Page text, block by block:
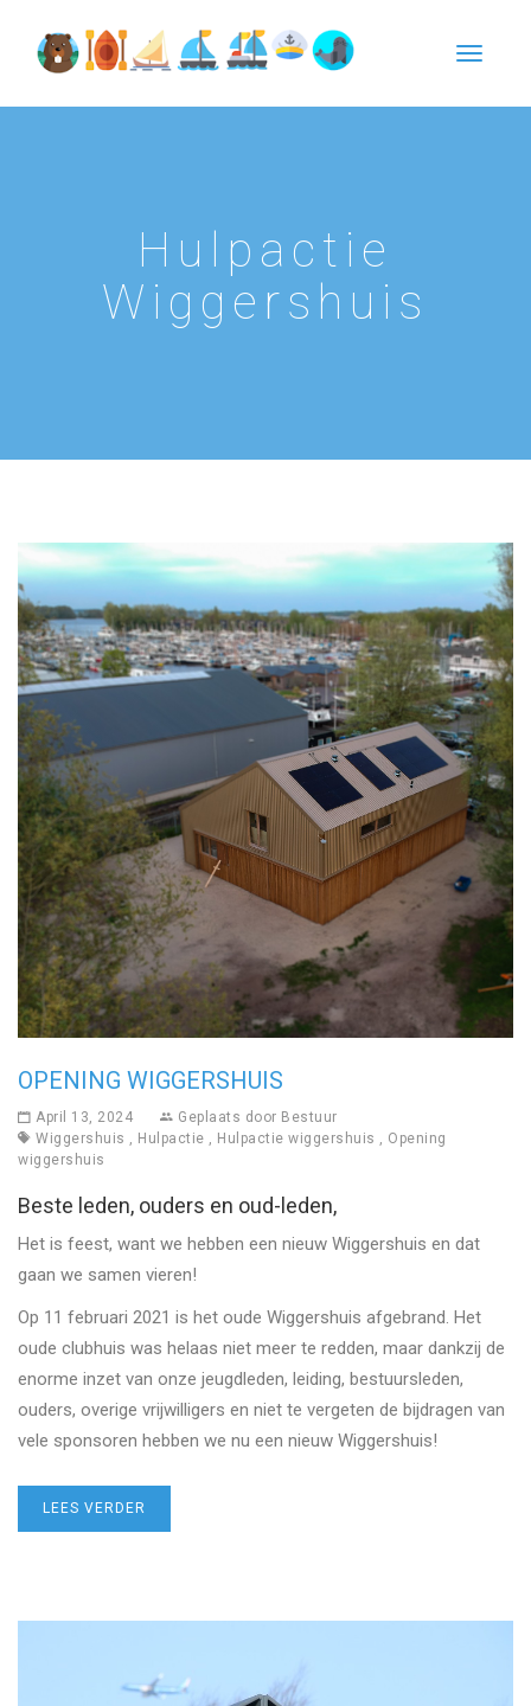
Hulpactie
Wiggershuis
OPENING WIGGERSHUIS
April 13, 2024 Geplaats door Bestuur
Wiggershuis , Hulpactie , Hulpactie wiggershuis , Opening
wiggershuis
Beste leden, ouders en oud-leden,
Het is feest, want we hebben een nieuw Wiggershuis en dat
gaan we samen vieren!
Op 11 februari 2021 is het oude Wiggershuis afgebrand. Het
oude clubhuis was helaas niet meer te redden, maar dankzij de
enorme inzet van onze jeugdleden, leiding, bestuursleden,
ouders, overige vrijwilligers en niet te vergeten de bijdragen van
vele sponsoren hebben we nu een nieuw Wiggershuis!
LEES VERDER